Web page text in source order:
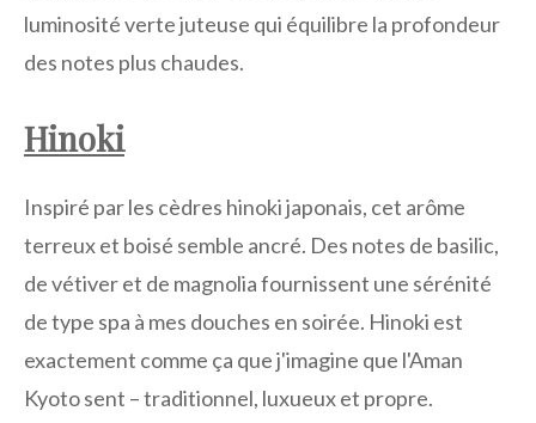
luminosité verte juteuse qui équilibre la profondeur
des notes plus chaudes.
Hinoki
Inspiré par les cèdres hinoki japonais, cet arôme
terreux et boisé semble ancré. Des notes de basilic,
de vétiver et de magnolia fournissent une sérénité
de type spa à mes douches en soirée. Hinoki est
exactement comme ça que j'imagine que l'Aman
Kyoto sent – traditionnel, luxueux et propre.